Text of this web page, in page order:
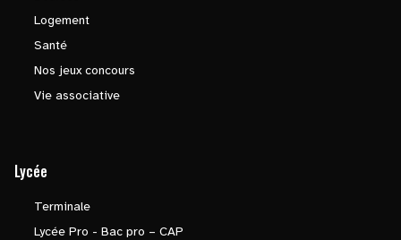
Logement
Santé
Nos jeux concours
Vie associative
Lycée
Terminale
Lycée Pro - Bac pro – CAP